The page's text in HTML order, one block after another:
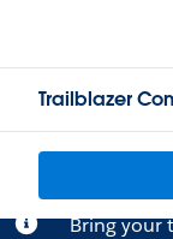
Trailblazer
Bring your